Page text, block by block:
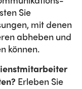
Sie
mit denen
abheben und
können.
Erleben Sie